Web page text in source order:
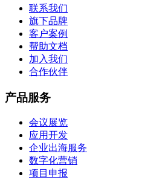
联系我们
旗下品牌
客户案例
帮助文档
加入我们
合作伙伴
产品服务
会议展览
应用开发
企业出海服务
数字化营销
项目申报